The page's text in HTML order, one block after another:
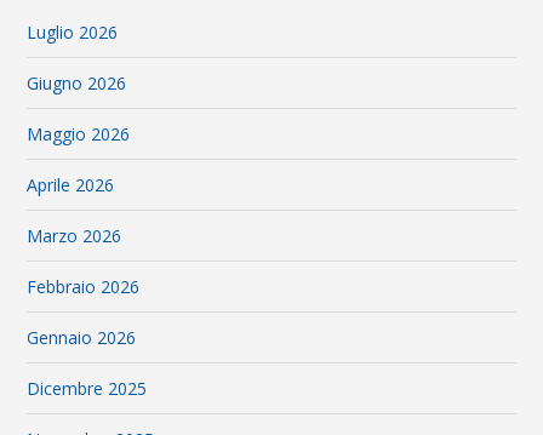
Luglio 2026
Giugno 2026
Maggio 2026
Aprile 2026
Marzo 2026
Febbraio 2026
Gennaio 2026
Dicembre 2025